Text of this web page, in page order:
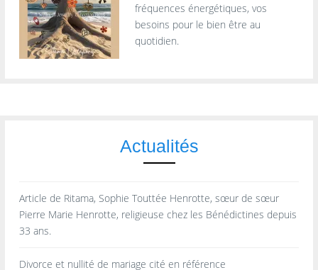
fréquences énergétiques, vos
besoins pour le bien être au
quotidien.
Actualités
Article de Ritama, Sophie Touttée Henrotte, sœur de sœur
Pierre Marie Henrotte, religieuse chez les Bénédictines depuis
33 ans.
Divorce et nullité de mariage cité en référence